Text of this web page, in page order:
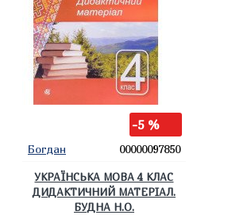
-5 %
Богдан 00000097850
УКРАЇНСЬКА МОВА 4 КЛАС
ДИДАКТИЧНИЙ МАТЕРІАЛ.
БУДНА Н.О.